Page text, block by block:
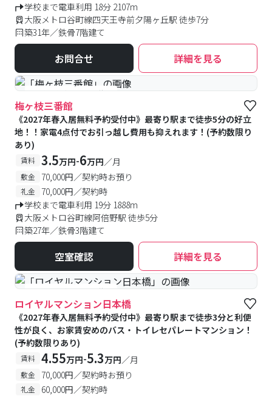
学校まで電車利用 18分 2107m
大阪メトロ谷町線四天王寺前夕陽ヶ丘駅 徒歩7分
築31年／鉄骨7階建て
お問合せ 詳細を見る
#予約受付中 #空室待ち
梅ヶ枝三番館
《2027年春入居無料予約受付中》最寄り駅まで徒歩5分の好立
地！！家電4点付でお引っ越し費用も抑えれます！(予約数限り
あり)
賃料 3.5万円-6万円／月
敷金 70,000円／契約時お預り
礼金
70,000円／契約時
学校まで電車利用 19分 1888m
大阪メトロ谷町線阿倍野駅 徒歩5分
築27年／鉄骨3階建て
空室確認 詳細を見る
#予約受付中 #空室待ち
ロイヤルマンション日本橋
《2027年春入居無料予約受付中》最寄り駅まで徒歩3分と利便
性が良く、お家賃安めのバス・トイレセパレートマンション！
(予約数限りあり)
賃料 4.55万円-5.3万円／月
敷金 70,000円／契約時お預り
礼金
60,000円／契約時